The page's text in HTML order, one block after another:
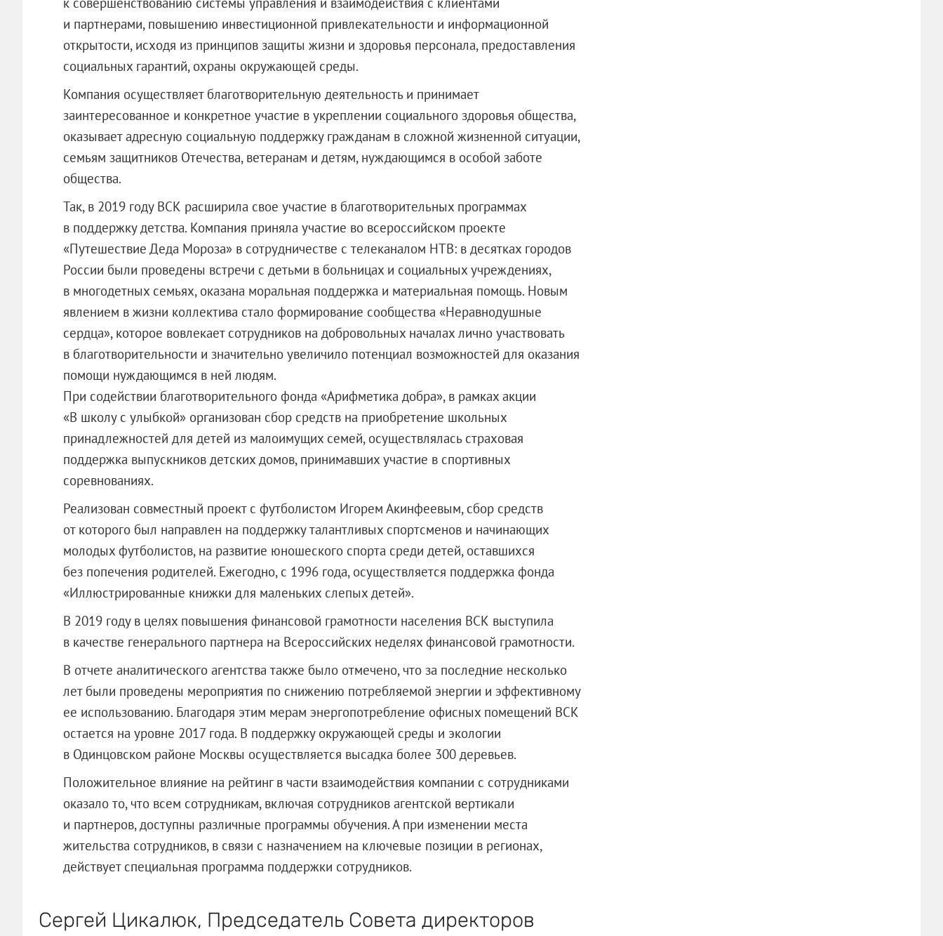
и партнерами, повышению инвестиционной привлекательности и информационной
открытости, исходя из принципов защиты жизни и здоровья персонала, предоставления
социальных гарантий, охраны окружающей среды.
Компания осуществляет благотворительную деятельность и принимает
заинтересованное и конкретное участие в укреплении социального здоровья общества,
оказывает адресную социальную поддержку гражданам в сложной жизненной ситуации,
семьям защитников Отечества, ветеранам и детям, нуждающимся в особой заботе
общества.
Так, в 2019 году ВСК расширила свое участие в благотворительных программах
в поддержку детства. Компания приняла участие во всероссийском проекте
«Путешествие Деда Мороза» в сотрудничестве с телеканалом НТВ: в десятках городов
России были проведены встречи с детьми в больницах и социальных учреждениях,
в многодетных семьях, оказана моральная поддержка и материальная помощь. Новым
явлением в жизни коллектива стало формирование сообщества «Неравнодушные
сердца», которое вовлекает сотрудников на добровольных началах лично участвовать
в благотворительности и значительно увеличило потенциал возможностей для оказания
помощи нуждающимся в ней людям.
При содействии благотворительного фонда «Арифметика добра», в рамках акции
«В школу с улыбкой» организован сбор средств на приобретение школьных
принадлежностей для детей из малоимущих семей, осуществлялась страховая
поддержка выпускников детских домов, принимавших участие в спортивных
соревнованиях.
Реализован совместный проект с футболистом Игорем Акинфеевым, сбор средств
от которого был направлен на поддержку талантливых спортсменов и начинающих
молодых футболистов, на развитие юношеского спорта среди детей, оставшихся
без попечения родителей. Ежегодно, с 1996 года, осуществляется поддержка фонда
«Иллюстрированные книжки для маленьких слепых детей».
В 2019 году в целях повышения финансовой грамотности населения ВСК выступила
в качестве генерального партнера на Всероссийских неделях финансовой грамотности.
В отчете аналитического агентства также было отмечено, что за последние несколько
лет были проведены мероприятия по снижению потребляемой энергии и эффективному
ее использованию. Благодаря этим мерам энергопотребление офисных помещений ВСК
остается на уровне 2017 года. В поддержку окружающей среды и экологии
в Одинцовском районе Москвы осуществляется высадка более 300 деревьев.
Положительное влияние на рейтинг в части взаимодействия компании с сотрудниками
оказало то, что всем сотрудникам, включая сотрудников агентской вертикали
и партнеров, доступны различные программы обучения. А при изменении места
жительства сотрудников, в связи с назначением на ключевые позиции в регионах,
действует специальная программа поддержки сотрудников.
Сергей Цикалюк, Председатель Совета директоров